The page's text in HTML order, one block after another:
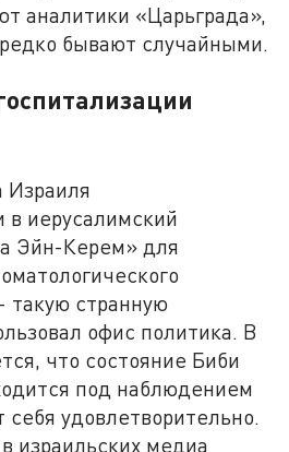
аналитики «Царьграда»,
бывают случайными.
Израиля
в иерусалимский
Эйн-Керем» для
странную
офис политика. В
что состояние Биби
под наблюдением
себя удовлетворительно.
израильских медиа